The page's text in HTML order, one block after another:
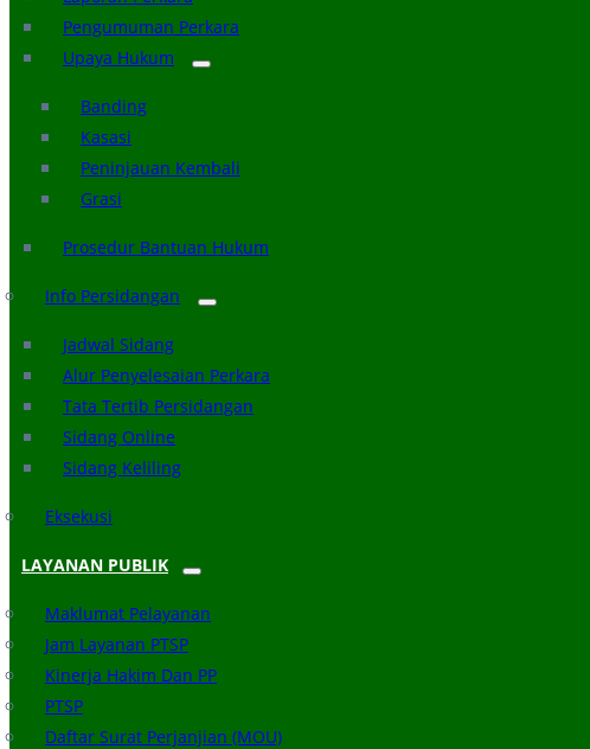
Pengumuman Perkara
Upaya Hukum
Banding
Kasasi
Peninjauan Kembali
Grasi
Prosedur Bantuan Hukum
Info Persidangan
Jadwal Sidang
Alur Penyelesaian Perkara
Tata Tertib Persidangan
Sidang Online
Sidang Keliling
Eksekusi
LAYANAN PUBLIK
Maklumat Pelayanan
Jam Layanan PTSP
Kinerja Hakim Dan PP
PTSP
Daftar Surat Perjanjian (MOU)